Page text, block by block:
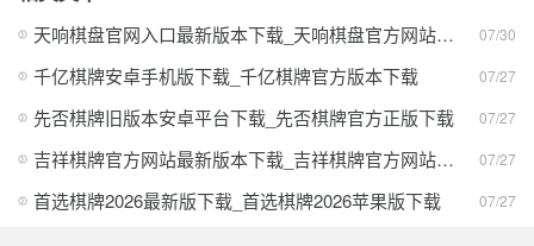
口袋川麻最新版作弊安卓版
艾彼棋牌2023官网版 查看
龙舟棋牌2026最新版本 查看
领跑棋牌官方手机版2026 查看
天响棋盘官网入口最新版本下载_天响棋盘官方网站入口下载 07/30
千亿棋牌安卓手机版下载_千亿棋牌官方版本下载 07/27
先否棋牌旧版本安卓平台下载_先否棋牌官方正版下载 07/27
吉祥棋牌官方网站最新版本下载_吉祥棋牌官方网站安卓版下载 07/27
首选棋牌2026最新版下载_首选棋牌2026苹果版下载 07/27